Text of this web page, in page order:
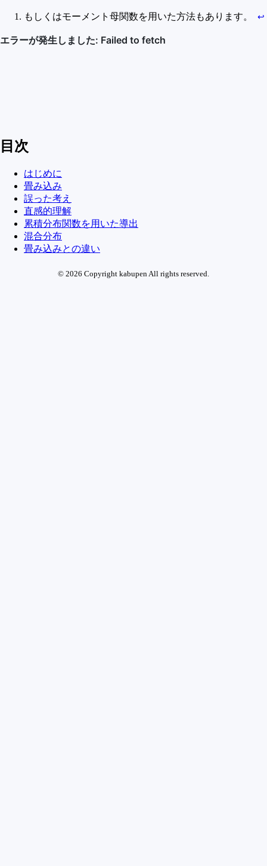
もしくはモーメント母関数を用いた方法もあります。 ↩︎
目次
はじめに
畳み込み
誤った考え
直感的理解
累積分布関数を用いた導出
混合分布
畳み込みとの違い
© 2026 Copyright kabupen All rights reserved.